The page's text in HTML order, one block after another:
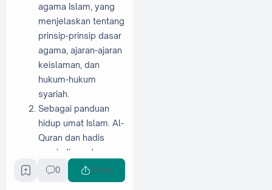
agama Islam, yang
menjelaskan tentang
prinsip-prinsip dasar
agama, ajaran-ajaran
keislaman, dan
hukum-hukum
syariah.
Sebagai panduan
hidup umat Islam. Al-
Quran dan hadis
menjadi panduan
hidup bagi umat
Islam, yang
0 Share